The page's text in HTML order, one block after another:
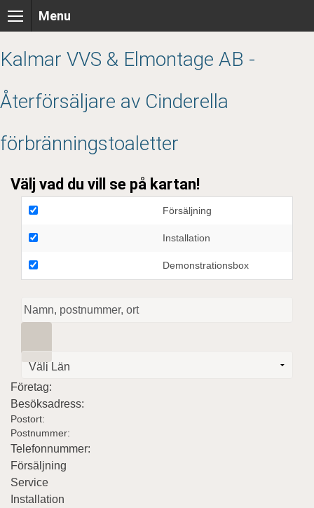
to
Menu
Kalmar VVS & Elmontage AB -
Återförsäljare av Cinderella
förbränningstoaletter
Välj vad du vill se på kartan!
Försäljning
Installation
Demonstrationsbox
Företag:
Besöksadress:
Postort:
Postnummer:
Telefonnummer:
Försäljning
Service
Installation